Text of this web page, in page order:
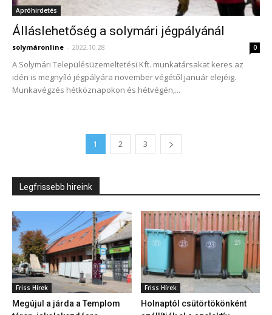
Apróhirdetés
Álláslehetőség a solymári jégpályánál
solymáronline - 2022.10.28. 0
A Solymári Településüzemeltetési Kft. munkatársakat keres az
idén is megnyíló jégpályára november végétől január elejéig.
Munkavégzés hétköznapokon és hétvégén,...
1 2 3
Legfrissebb hireink
Friss Hírek
Megújul a járda a Templom
Friss Hírek
Holnaptól csütörtökönként